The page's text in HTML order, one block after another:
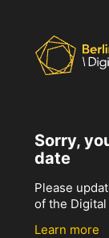
Sorry,
date
Please
of the
Learn more